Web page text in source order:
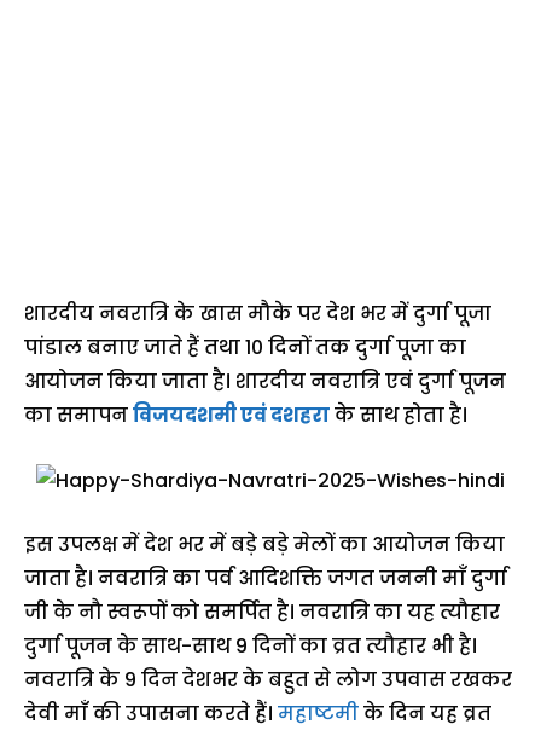
शारदीय नवरात्रि के खास मौके पर देश भर में दुर्गा पूजा
पांडाल बनाए जाते हैं तथा 10 दिनों तक दुर्गा पूजा का
आयोजन किया जाता है। शारदीय नवरात्रि एवं दुर्गा पूजन
का समापनविजयदशमी एवं दशहराके साथ होता है।
इस उपलक्ष में देश भर में बड़े बड़े मेलों का आयोजन किया
जाता है। नवरात्रि का पर्व आदिशक्ति जगत जननी माँ दुर्गा
जी के नौ स्वरूपों को समर्पित है। नवरात्रि का यह त्यौहार
दुर्गा पूजन के साथ-साथ 9 दिनों का व्रत त्यौहार भी है।
नवरात्रि के 9 दिन देशभर के बहुत से लोग उपवास रखकर
देवी माँ की उपासना करते हैं। महाष्टमीके दिन यह व्रत